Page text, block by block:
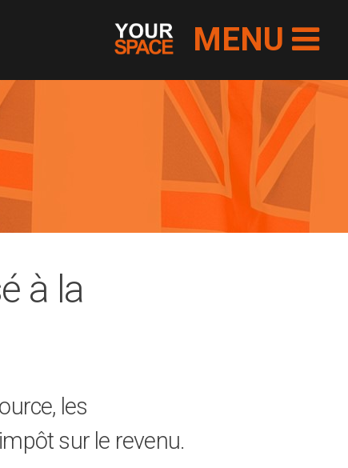
MENU
à la
les
sur le revenu.